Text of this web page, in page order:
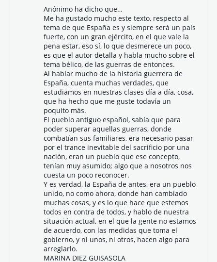
Anónimo ha dicho que…
Me ha gustado mucho este texto, respecto al
tema de que España es y siempre será un país
fuerte, con un gran ejército, en el que vale la
pena estar, eso sí, lo que desmerece un poco,
es que el autor detalla y habla mucho sobre el
tema bélico, de las guerras de entonces.
Al hablar mucho de la historia guerrera de
España, cuenta muchas verdades, que
estudiamos en nuestras clases día a día, cosa,
que ha hecho que me guste todavía un
poquito más.
El pueblo antiguo español, sabía que para
poder superar aquellas guerras, donde
combatían sus familiares, era necesario pasar
por el trance inevitable del sacrificio por una
nación, eran un pueblo que ese concepto,
tenían muy asumido; algo que a nosotros nos
cuesta un poco reconocer.
Y es verdad, la España de antes, era un pueblo
unido, no como ahora, donde han cambiado
muchas cosas, y es lo que hace que estemos
todos en contra de todos, y hablo de nuestra
situación actual, en el que la gente no estamos
de acuerdo, con las medidas que toma el
gobierno, y ni unos, ni otros, hacen algo para
arreglarlo.
MARINA DIEZ GUISASOLA